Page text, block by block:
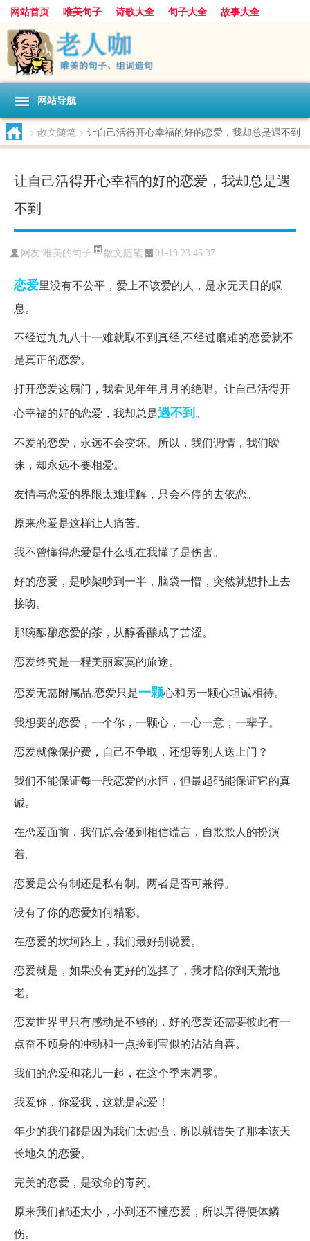
网站首页 唯美句子 诗歌大全 句子大全
故事大全
人生感悟
其他美文 美文欣赏
感人故事
句子分类
网站导航
> 散文随笔 > 让自己活得开心幸福的好的恋爱，我却总是遇不到
让自己活得开心幸福的好的恋爱，我却总是遇
不到
网友: 唯美的句子 散文随笔 01-19 23:45:37
恋爱里没有不公平，爱上不该爱的人，是永无天日的叹
息。
不经过九九八十一难就取不到真经,不经过磨难的恋爱就不
是真正的恋爱。
打开恋爱这扇门，我看见年年月月的绝唱。让自己活得开
心幸福的好的恋爱，我却总是遇不到。
不爱的恋爱，永远不会变坏。所以，我们调情，我们暧
昧，却永远不要相爱。
友情与恋爱的界限太难理解，只会不停的去依恋。
原来恋爱是这样让人痛苦。
我不曾懂得恋爱是什么现在我懂了是伤害。
好的恋爱，是吵架吵到一半，脑袋一懵，突然就想扑上去
接吻。
那碗酝酿恋爱的茶，从醇香酿成了苦涩。
恋爱终究是一程美丽寂寞的旅途。
恋爱无需附属品,恋爱只是一颗心和另一颗心坦诚相待。
我想要的恋爱，一个你，一颗心，一心一意，一辈子。
恋爱就像保护费，自己不争取，还想等别人送上门？
我们不能保证每一段恋爱的永恒，但最起码能保证它的真
诚。
在恋爱面前，我们总会傻到相信谎言，自欺欺人的扮演
着。
恋爱是公有制还是私有制。两者是否可兼得。
没有了你的恋爱如何精彩。
在恋爱的坎坷路上，我们最好别说爱。
恋爱就是，如果没有更好的选择了，我才陪你到天荒地
老。
恋爱世界里只有感动是不够的，好的恋爱还需要彼此有一
点奋不顾身的冲动和一点捡到宝似的沾沾自喜。
我们的恋爱和花儿一起，在这个季末凋零。
我爱你，你爱我，这就是恋爱！
年少的我们都是因为我们太倔强，所以就错失了那本该天
长地久的恋爱。
完美的恋爱，是致命的毒药。
原来我们都还太小，小到还不懂恋爱，所以弄得便体鳞
伤。